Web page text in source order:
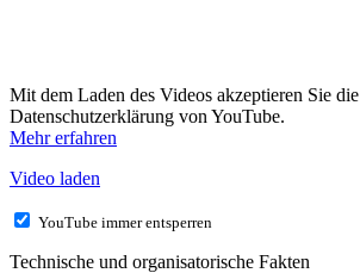
Mit dem Laden des Videos akzeptieren Sie die
Datenschutzerklärung von YouTube.
Mehr erfahren
Video laden
YouTube immer entsperren
Technische und organisatorische Fakten